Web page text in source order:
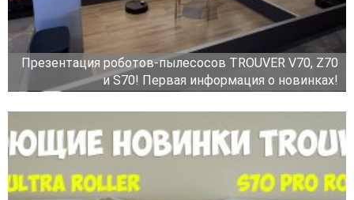
Презентация роботов-пылесосов TROUVER V70, Z70
и S70! Первая информация о новинках!